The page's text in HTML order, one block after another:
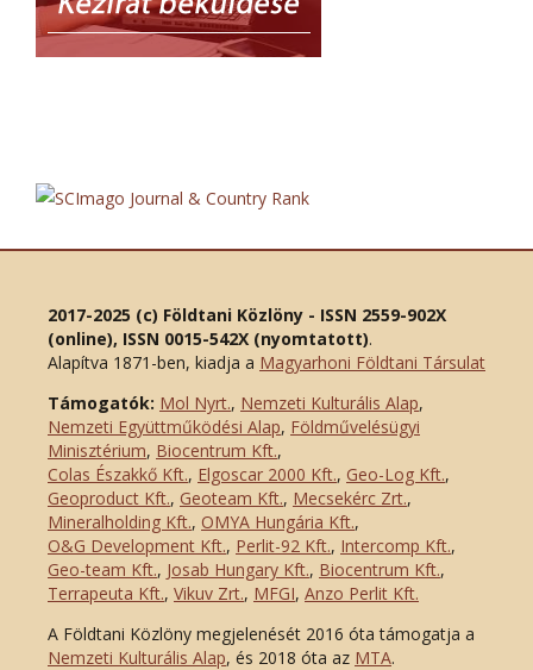
2017-2025 (c) Földtani Közlöny - ISSN 2559-902X
(online), ISSN 0015-542X (nyomtatott).
Alapítva 1871-ben, kiadja a Magyarhoni Földtani Társulat
Támogatók: Mol Nyrt., Nemzeti Kulturális Alap,
Nemzeti Együttműködési Alap, Földművelésügyi
Minisztérium, Biocentrum Kft.,
Colas Északkő Kft., Elgoscar 2000 Kft., Geo-Log Kft.,
Geoproduct Kft., Geoteam Kft., Mecsekérc Zrt.,
Mineralholding Kft., OMYA Hungária Kft.,
O&G Development Kft., Perlit-92 Kft., Intercomp Kft.,
Geo-team Kft., Josab Hungary Kft., Biocentrum Kft.,
Terrapeuta Kft., Vikuv Zrt., MFGI, Anzo Perlit Kft.
A Földtani Közlöny megjelenését 2016 óta támogatja a
Nemzeti Kulturális Alap, és 2018 óta az MTA.